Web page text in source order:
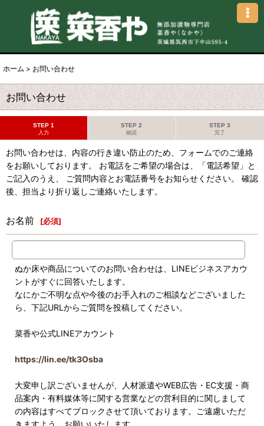
ホーム > お問い合わせ
お問い合わせ
STEP 1
入力
STEP 2
確認
STEP 3
完了
お問い合わせは、内容の行き違い防止のため、フォームでのご連絡
をお願いしております。 お電話をご希望の場合は、「電話希望」と
ご記入のうえ、 ご質問内容とお電話番号をお知らせください。 確認
後、担当より折り返しご連絡いたします。
お名前 [必須]
ぬか床や商品についてのお問い合わせは、LINEビジネスアカウ
ントがすぐに回答いたします。
なにかご不明な点や今後のお手入れのご相談などございました
ら、下記URLからご質問を投稿してください。
菜香や公式LINEアカウント
https://lin.ee/tk3Osba
大変申し訳ございませんが、人材派遣やWEB広告・EC支援・商
品案内・有料媒体等に関する営業などの営利目的に関しまして
の内容はすべてブロックさせて頂いております。ご遠慮いただ